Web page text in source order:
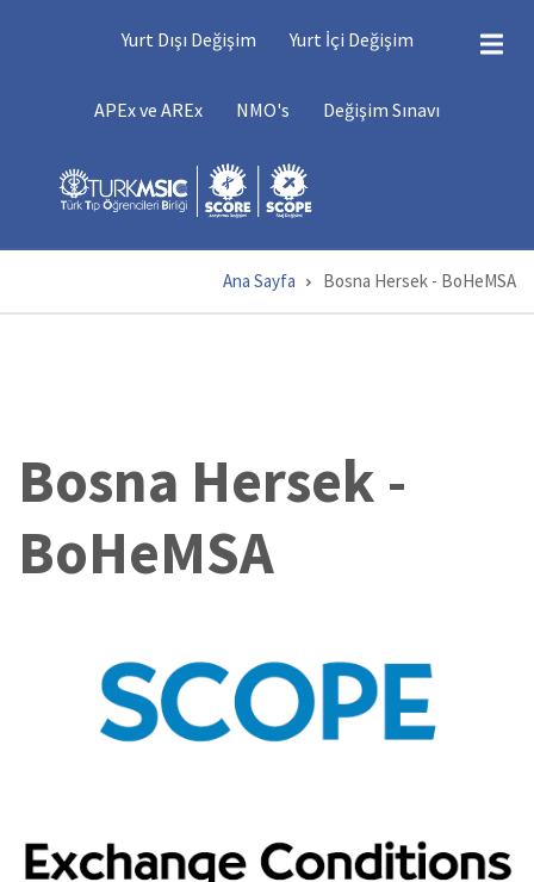
Yurt Dışı Değişim Yurt İçi Değişim
MENÜSÜAPEx ve AREx NMO's Değişim Sınavı
Ana Sayfa Bosna Hersek - BoHeMSA
Bosna Hersek -
BoHeMSA